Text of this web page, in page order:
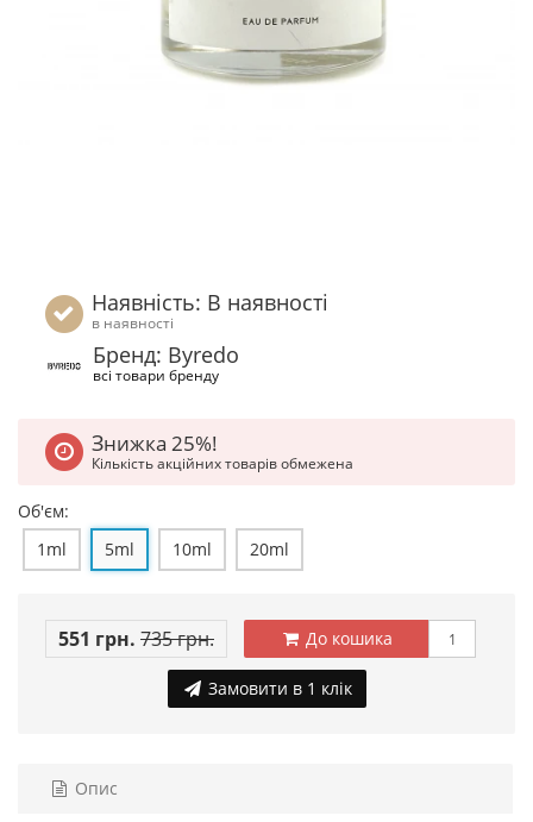
Наявність: В наявності
в наявності
Бренд: Byredo
всі товари бренду
Знижка 25%!
Кількість акційних товарів обмежена
Об'єм:
1ml
5ml 10ml 20ml
551 грн. 735 грн. До кошика
Замовити в 1 клік
Опис